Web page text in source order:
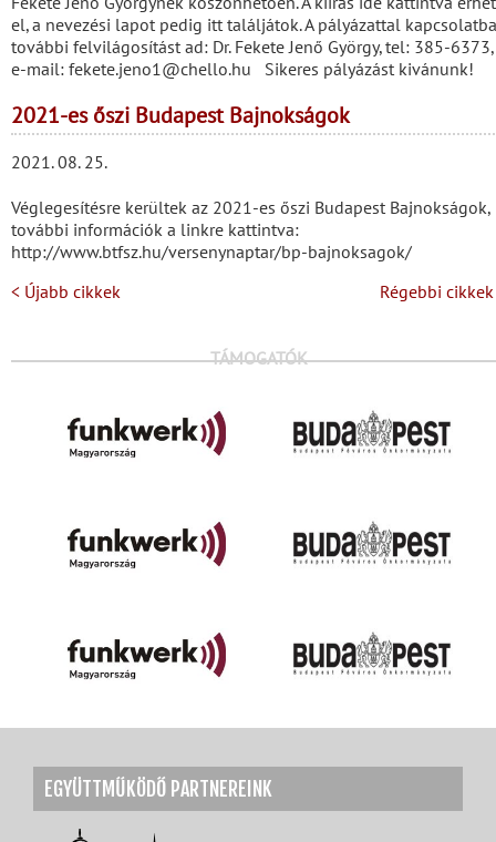
el, a nevezési lapot pedig itt találjátok. A pályázattal
további felvilágosítást ad: Dr. Fekete Jenő György, tel: 385-6373,
e-mail: fekete.jeno1@chello.hu Sikeres pályázást kivánunk!
2021-es őszi Budapest Bajnokságok
2021. 08. 25.
Véglegesítésre kerültek az 2021-es őszi Budapest Bajnokságok,
további információk a linkre kattintva:
http://www.btfsz.hu/versenynaptar/bp-bajnoksagok/
< Újabb cikkek
Régebbi
TÁMOGATÓK
EGYÜTTMŰKÖDŐ PARTNEREINK